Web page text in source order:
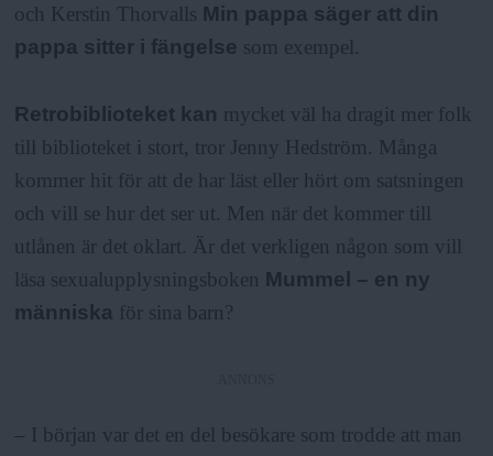
och Kerstin Thorvalls Min pappa säger att din
pappa sitter i fängelse som exempel.
Retrobiblioteket kan mycket väl ha dragit mer folk
till biblioteket i stort, tror Jenny Hedström. Många
kommer hit för att de har läst eller hört om satsningen
och vill se hur det ser ut. Men när det kommer till
utlånen är det oklart. Är det verkligen någon som vill
läsa sexualupplysningsboken Mummel – en ny
människa för sina barn?
– I början var det en del besökare som trodde att man